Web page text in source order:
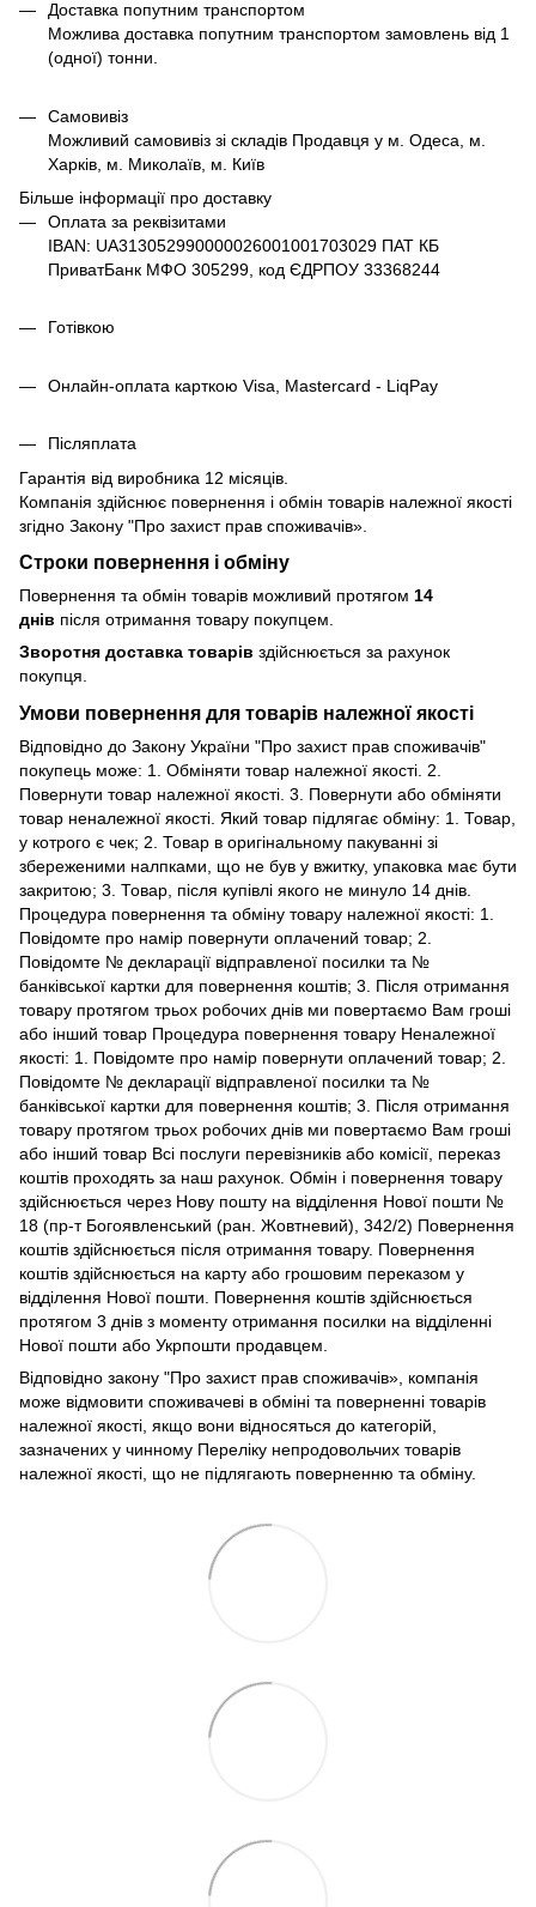
Доставка попутним транспортом
Можлива доставка попутним транспортом замовлень від 1
(одної) тонни.
Самовивіз
Можливий самовивіз зі складів Продавця у м. Одеса, м.
Харків, м. Миколаїв, м. Київ
Більше інформації про доставку
Оплата за реквізитами
IBAN: UA313052990000026001001703029 ПАТ КБ
ПриватБанк МФО 305299, код ЄДРПОУ 33368244
Готівкою
Онлайн-оплата карткою Visa, Mastercard - LiqPay
Післяплата
Гарантія від виробника 12 місяців.
Компанія здійснює повернення і обмін товарів належної якості
згідно Закону "Про захист прав споживачів»
Строки повернення і обміну
Повернення та обмін товарів можливий протягом 14
днів після отримання товару покупцем.
Зворотня доставка товарів здійснюється за рахунок
покупця.
Умови повернення для товарів належної якості
Відповідно до Закону України "Про захист прав споживачів"
покупець може: 1. Обміняти товар належної якості. 2.
Повернути товар належної якості. 3. Повернути або обміняти
товар неналежної якості. Який товар підлягає обміну: 1. Товар,
у котрого є чек; 2. Товар в оригінальному пакуванні зі
збереженими налпками, що не був у вжитку, упаковка має бути
закритою; 3. Товар, після купівлі якого не минуло 14 днів.
Процедура повернення та обміну товару належної якості: 1.
Повідомте про намір повернути оплачений товар; 2.
Повідомте № декларації відправленої посилки та №
банківської картки для повернення коштів; 3. Після отримання
товару протягом трьох робочих днів ми повертаємо Вам гроші
або інший товар Процедура повернення товару Неналежної
якості: 1. Повідомте про намір повернути оплачений товар; 2.
Повідомте № декларації відправленої посилки та №
банківської картки для повернення коштів; 3. Після отримання
товару протягом трьох робочих днів ми повертаємо Вам гроші
або інший товар Всі послуги перевізників або комісії, переказ
коштів проходять за наш рахунок. Обмін і повернення товару
здійснюється через Нову пошту на відділення Нової пошти №
18 (пр-т Богоявленський (ран. Жовтневий), 342/2) Повернення
коштів здійснюється після отримання товару. Повернення
коштів здійснюється на карту або грошовим переказом у
відділення Нової пошти. Повернення коштів здійснюється
протягом 3 днів з моменту отримання посилки на відділенні
Нової пошти або Укрпошти продавцем.
Відповідно закону "Про захист прав споживачів» , компанія
може відмовити споживачеві в обміні та поверненні товарів
належної якості, якщо вони відносяться до категорій,
зазначених у чинному Переліку непродовольчих товарів
належної якості, що не підлягають поверненню та обміну.